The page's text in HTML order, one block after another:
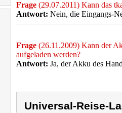
Frage (29.07.2011) Kann das
Antwort: Nein, die Eingangs-
Frage (26.11.2009) Kann der
aufgeladen werden?
Antwort: Ja, der Akku des
Universal-Reise-